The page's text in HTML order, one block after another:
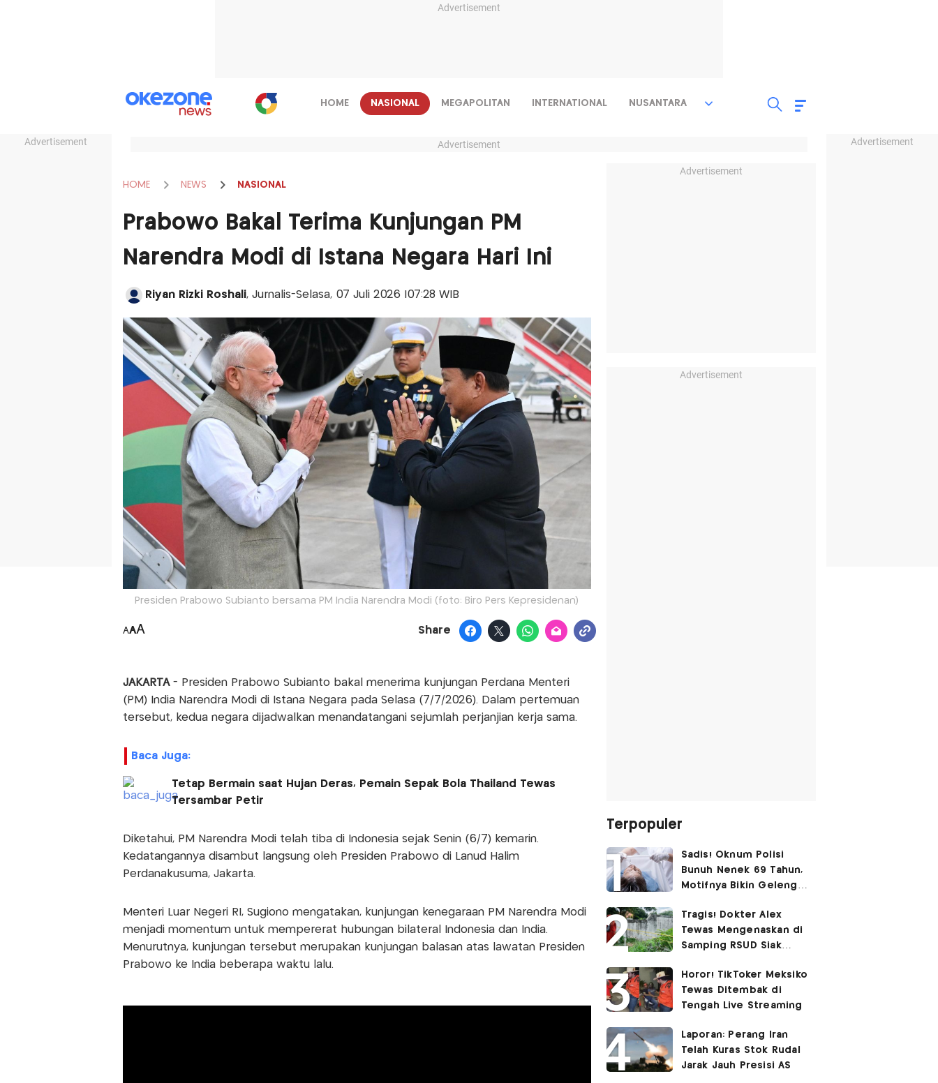
Advertisement
Advertisement Advertisement
HOME NASIONAL MEGAPOLITAN INTERNATIONAL NUSANTARA
Advertisement
HOME NEWS NASIONAL
Prabowo Bakal Terima Kunjungan PM
Narendra Modi di Istana Negara Hari Ini
Riyan Rizki Roshali, Jurnalis-Selasa, 07 Juli 2026 |07:28 WIB
Presiden Prabowo Subianto bersama PM India Narendra Modi (foto: Biro Pers Kepresidenan)
AAA Share
JAKARTA- Presiden Prabowo Subianto bakal menerima kunjungan Perdana Menteri
(PM) India Narendra Modi di Istana Negara pada Selasa (7/7/2026). Dalam pertemuan
tersebut, kedua negara dijadwalkan menandatangani sejumlah perjanjian kerja sama.
Baca Juga:
Tetap Bermain saat Hujan Deras, Pemain Sepak Bola Thailand Tewas
Tersambar Petir
Diketahui, PM Narendra Modi telah tiba di Indonesia sejak Senin (6/7) kemarin.
Kedatangannya disambut langsung oleh Presiden Prabowo di Lanud Halim
Perdanakusuma, Jakarta.
Menteri Luar Negeri RI, Sugiono mengatakan, kunjungan kenegaraan PM Narendra Modi
menjadi momentum untuk mempererat hubungan bilateral Indonesia dan India.
Menurutnya, kunjungan tersebut merupakan kunjungan balasan atas lawatan Presiden
Prabowo ke India beberapa waktu lalu.
Advertisement
Advertisement
Terpopuler
Sadis! Oknum Polisi
Bunuh Nenek 69 Tahun,
Motifnya Bikin Geleng
Tragis! Dokter Alex
Tewas Mengenaskan di
Samping RSUD Siak
Rocuronium
Horor! TikToker Meksiko
Tewas Ditembak di
Tengah Live Streaming
Laporan: Perang Iran
Telah Kuras Stok Rudal
Jarak Jauh Presisi AS